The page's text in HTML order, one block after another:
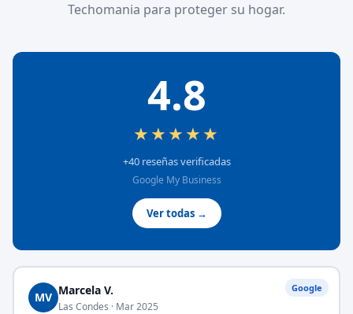
Techomania para proteger su hogar.
4.8
★★★★★
+40 reseñas verificadas
Google My Business
Ver todas →
Google
MV Marcela V.
Las Condes · Mar 2025